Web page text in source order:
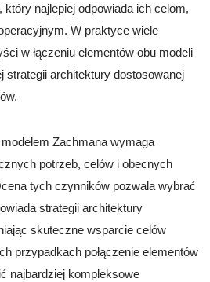
najlepiej odpowiada ich celom,
W praktyce wiele
w łączeniu elementów obu modeli
strategii architektury dostosowanej
Zachmana wymaga
potrzeb, celów i obecnych
tych czynników pozwala wybrać
strategii architektury
skuteczne wsparcie celów
przypadkach połączenie elementów
najbardziej kompleksowe